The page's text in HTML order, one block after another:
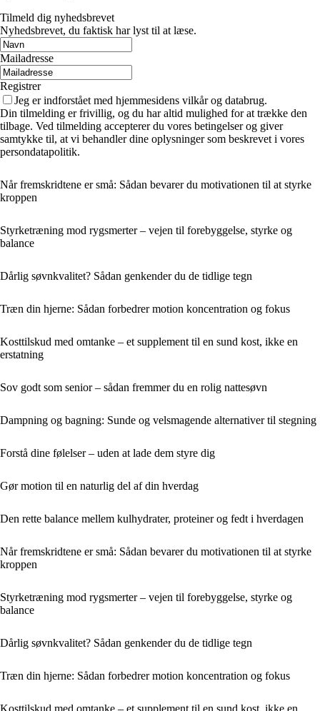
Tilmeld dig nyhedsbrevet
Nyhedsbrevet, du faktisk har lyst til at læse.
Mailadresse
Registrer
Jeg er indforstået med hjemmesidens vilkår og databrug.
Din tilmelding er frivillig, og du har altid mulighed for at trække den
tilbage. Ved tilmelding accepterer du vores betingelser og giver
samtykke til, at vi behandler dine oplysninger som beskrevet i vores
persondatapolitik.
Når fremskridtene er små: Sådan bevarer du motivationen til at styrke
kroppen
Styrketræning mod rygsmerter – vejen til forebyggelse, styrke og
balance
Dårlig søvnkvalitet? Sådan genkender du de tidlige tegn
Træn din hjerne: Sådan forbedrer motion koncentration og fokus
Kosttilskud med omtanke – et supplement til en sund kost, ikke en
erstatning
Sov godt som senior – sådan fremmer du en rolig nattesøvn
Dampning og bagning: Sunde og velsmagende alternativer til stegning
Forstå dine følelser – uden at lade dem styre dig
Gør motion til en naturlig del af din hverdag
Den rette balance mellem kulhydrater, proteiner og fedt i hverdagen
Når fremskridtene er små: Sådan bevarer du motivationen til at styrke
kroppen
Styrketræning mod rygsmerter – vejen til forebyggelse, styrke og
balance
Dårlig søvnkvalitet? Sådan genkender du de tidlige tegn
Træn din hjerne: Sådan forbedrer motion koncentration og fokus
Kosttilskud med omtanke – et supplement til en sund kost, ikke en